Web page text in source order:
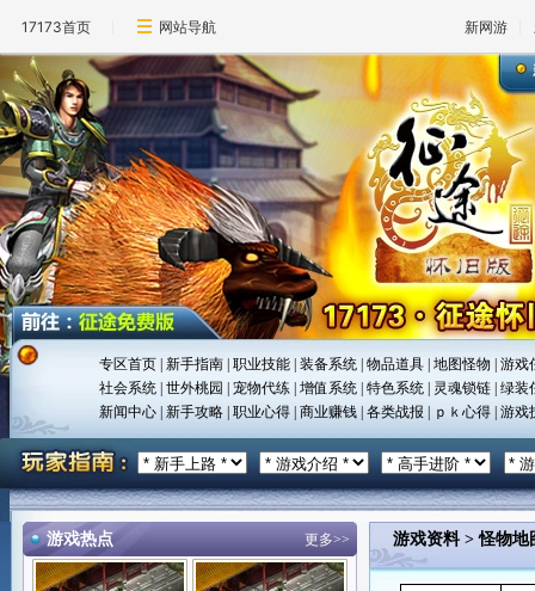
17173首页 网站导航 新网游
专区首页 |新手指南 |职业技能 |装备系统 |物品道具 |地图怪物 |游戏
社会系统 |世外桃园 |宠物代练 |增值系统 |特色系统 灵魂锁链 |绿装
新闻中心 |新手攻略 |职业心得 |商业赚钱 |各类战报 ｐｋ心得 |游戏
游戏热点 更多>> 游戏资料>怪物地